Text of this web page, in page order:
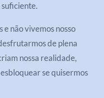
suficiente.
e não vivemos nosso
de plena
nossa realidade,
se quisermos